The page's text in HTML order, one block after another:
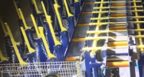
OCIMA – Valutazione
Verificare la durata di